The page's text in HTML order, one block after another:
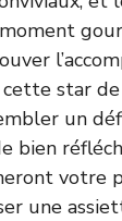
star
un
bien
votre
une